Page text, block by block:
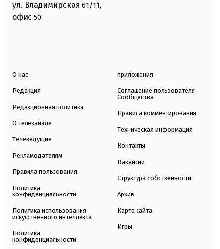
ул. Владимирская 61/11,
офис 50
О нас
Редакция
Редакционная политика
О телеканале
Телеведущие
Рекламодателям
Правила пользования
Политика
конфиденциальности
Политика использования
искусственного интеллекта
Политика
конфиденциальности
приложения
Соглашение пользователя
Сообщества
Правила комментирования
Техническая информация
Контакты
Вакансии
Структура собственности
Архив
Карта сайта
Игры